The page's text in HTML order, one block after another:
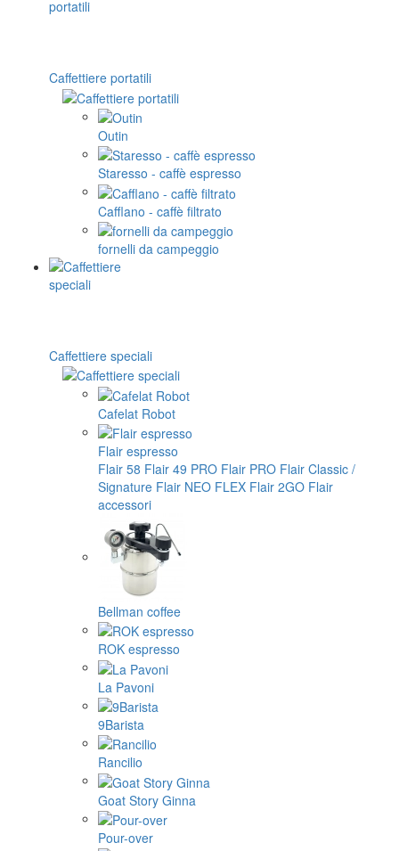
Caffettiere portatili
Outin
Staresso - caffè espresso
Cafflano - caffè filtrato
fornelli da campeggio
Caffettiere speciali
Cafelat Robot
Flair espresso
Flair 58 Flair 49 PRO Flair PRO Flair Classic /
Signature Flair NEO FLEX Flair 2GO Flair
accessori
Bellman coffee
ROK espresso
La Pavoni
9Barista
Rancilio
Goat Story Ginna
Pour-over